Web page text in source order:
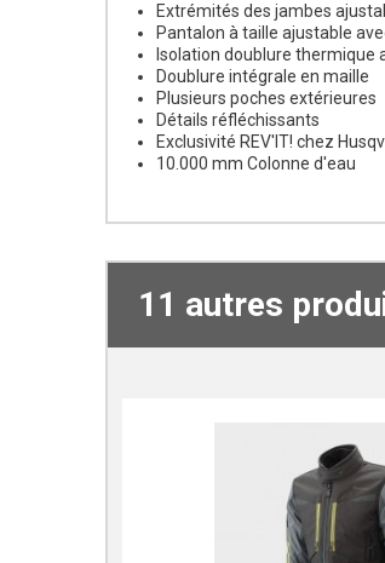
Extrémités des jambes
Pantalon à taille ajustable
Isolation doublure thermique
Doublure intégrale en maille
Plusieurs poches extérieures
Détails réfléchissants
Exclusivité REV'IT! chez
10.000 mm Colonne d'eau
11 autres